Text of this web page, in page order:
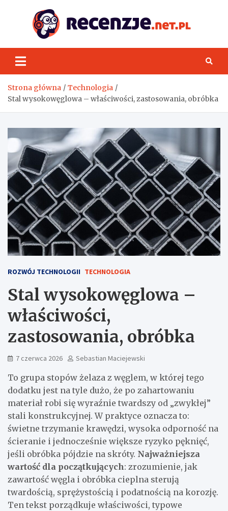
Strona główna
Technologia
Stal wysokowęglowa – właściwości, zastosowania, obróbka
ROZWÓJ TECHNOLOGII TECHNOLOGIA
Stal wysokowęglowa –
właściwości,
zastosowania, obróbka
7 czerwca 2026 Sebastian Maciejewski
To grupa stopów żelaza z węglem, w której tego
dodatku jest na tyle dużo, że po zahartowaniu
materiał robi się wyraźnie twardszy od „zwykłej”
stali konstrukcyjnej. W praktyce oznacza to:
świetne trzymanie krawędzi, wysoka odporność na
ścieranie i jednocześnie większe ryzyko pęknięć,
jeśli obróbka pójdzie na skróty. Najważniejsza
wartość dla początkujących: zrozumienie, jak
zawartość węgla i obróbka cieplna sterują
twardością, sprężystością i podatnością na korozję.
Ten tekst porządkuje właściwości, typowe